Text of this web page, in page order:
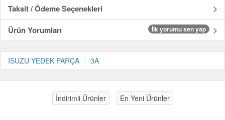
Taksit / Ödeme Seçenekleri
Ürün Yorumları
İlk yorumu sen yap
ISUZU YEDEK PARÇA 3A
İndirimli Ürünler En Yeni Ürünler